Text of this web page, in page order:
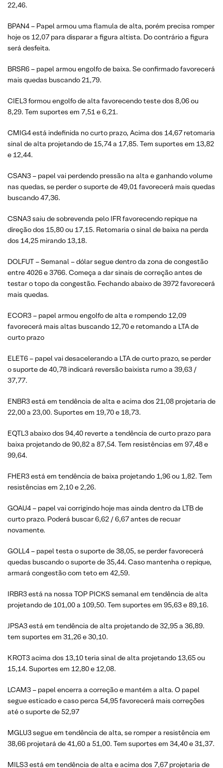
22,46.
BPAN4 – Papel armou uma flamula de alta, porém precisa romper
hoje os 12,07 para disparar a figura altista. Do contrário a figura
será desfeita.
BRSR6 – papel armou engolfo de baixa. Se confirmado favorecerá
mais quedas buscando 21,79.
CIEL3 formou engolfo de alta favorecendo teste dos 8,06 ou
8,29. Tem suportes em 7,51 e 6,21.
CMIG4 está indefinida no curto prazo, Acima dos 14,67 retomaria
sinal de alta projetando de 15,74 a 17,85. Tem suportes em 13,82
e 12,44.
CSAN3 – papel vai perdendo pressão na alta e ganhando volume
nas quedas, se perder o suporte de 49,01 favorecerá mais quedas
buscando 47,36.
CSNA3 saiu de sobrevenda pelo IFR favorecendo repique na
direção dos 15,80 ou 17,15. Retomaria o sinal de baixa na perda
dos 14,25 mirando 13,18.
DOLFUT – Semanal – dólar segue dentro da zona de congestão
entre 4026 e 3766. Começa a dar sinais de correção antes de
testar o topo da congestão. Fechando abaixo de 3972 favorecerá
mais quedas.
ECOR3 – papel armou engolfo de alta e rompendo 12,09
favorecerá mais altas buscando 12,70 e retomando a LTA de
curto prazo
ELET6 – papel vai desacelerando a LTA de curto prazo, se perder
o suporte de 40,78 indicará reversão baixista rumo a 39,63 /
37,77.
ENBR3 está em tendência de alta e acima dos 21,08 projetaria de
22,00 a 23,00. Suportes em 19,70 e 18,73.
EQTL3 abaixo dos 94,40 reverte a tendência de curto prazo para
baixa projetando de 90,82 a 87,54. Tem resistências em 97,48 e
99,64.
FHER3 está em tendência de baixa projetando 1,96 ou 1,82. Tem
resistências em 2,10 e 2,26.
GOAU4 – papel vai corrigindo hoje mas ainda dentro da LTB de
curto prazo. Poderá buscar 6,62 / 6,67 antes de recuar
novamente.
GOLL4 – papel testa o suporte de 38,05, se perder favorecerá
quedas buscando o suporte de 35,44. Caso mantenha o repique,
armará congestão com teto em 42,59.
IRBR3 está na nossa TOP PICKS semanal em tendência de alta
projetando de 101,00 a 109,50. Tem suportes em 95,63 e 89,16.
JPSA3 está em tendência de alta projetando de 32,95 a 36,89.
tem suportes em 31,26 e 30,10.
KROT3 acima dos 13,10 teria sinal de alta projetando 13,65 ou
15,14. Suportes em 12,80 e 12,08.
LCAM3 – papel encerra a correção e mantém a alta. O papel
segue esticado e caso perca 54,95 favorecerá mais correções
até o suporte de 52,97
MGLU3 segue em tendência de alta, se romper a resistência em
38,66 projetará de 41,60 a 51,00. Tem suportes em 34,40 e 31,37.
MILS3 está em tendência de alta e acima dos 7,67 projetaria de